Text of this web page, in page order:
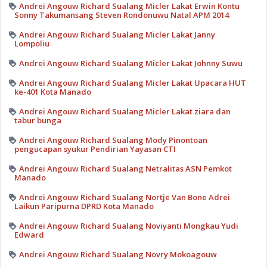
Andrei Angouw Richard Sualang Micler Lakat Erwin Kontu
Sonny Takumansang Steven Rondonuwu Natal APM 2014
Andrei Angouw Richard Sualang Micler Lakat Janny
Lompoliu
Andrei Angouw Richard Sualang Micler Lakat Johnny Suwu
Andrei Angouw Richard Sualang Micler Lakat Upacara HUT
ke-401 Kota Manado
Andrei Angouw Richard Sualang Micler Lakat ziara dan
tabur bunga
Andrei Angouw Richard Sualang Mody Pinontoan
pengucapan syukur Pendirian Yayasan CTI
Andrei Angouw Richard Sualang Netralitas ASN Pemkot
Manado
Andrei Angouw Richard Sualang Nortje Van Bone Adrei
Laikun Paripurna DPRD Kota Manado
Andrei Angouw Richard Sualang Noviyanti Mongkau Yudi
Edward
Andrei Angouw Richard Sualang Novry Mokoagouw